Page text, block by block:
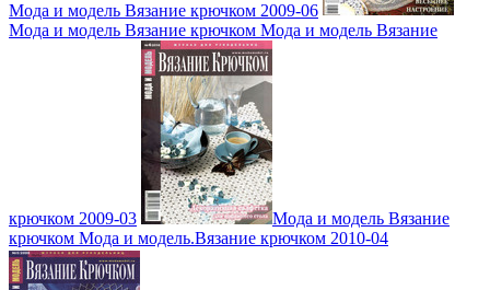
Мода и модель Вязание крючком 2009-06
Мода и модель Вязание крючком Мода и модель Вязание
крючком 2009-03
Мода и модель Вязание
крючком Мода и модель.Вязание крючком 2010-04